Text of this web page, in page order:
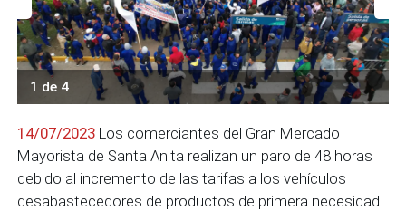
1 de 4
14/07/2023 Los comerciantes del Gran Mercado
Mayorista de Santa Anita realizan un paro de 48 horas
debido al incremento de las tarifas a los vehículos
desabastecedores de productos de primera necesidad